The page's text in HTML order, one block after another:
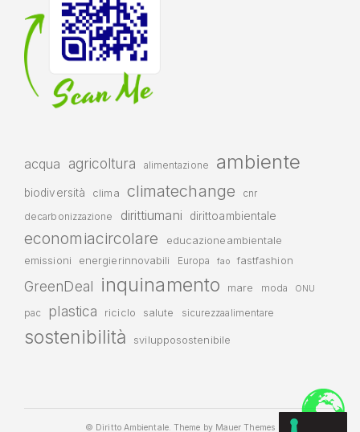
acqua agricoltura alimentazione ambiente
biodiversità clima climatechange cnr
decarbonizzazione dirittiumani dirittoambientale
economiacircolare
educazioneambientale
emissioni
energierinnovabili Europa fao fastfashion
GreenDeal inquinamento mare moda ONU
pac plastica riciclo salute sicurezzaalimentare
sostenibilità svilupposostenibile
© Diritto Ambientale. Theme by Mauer Themes